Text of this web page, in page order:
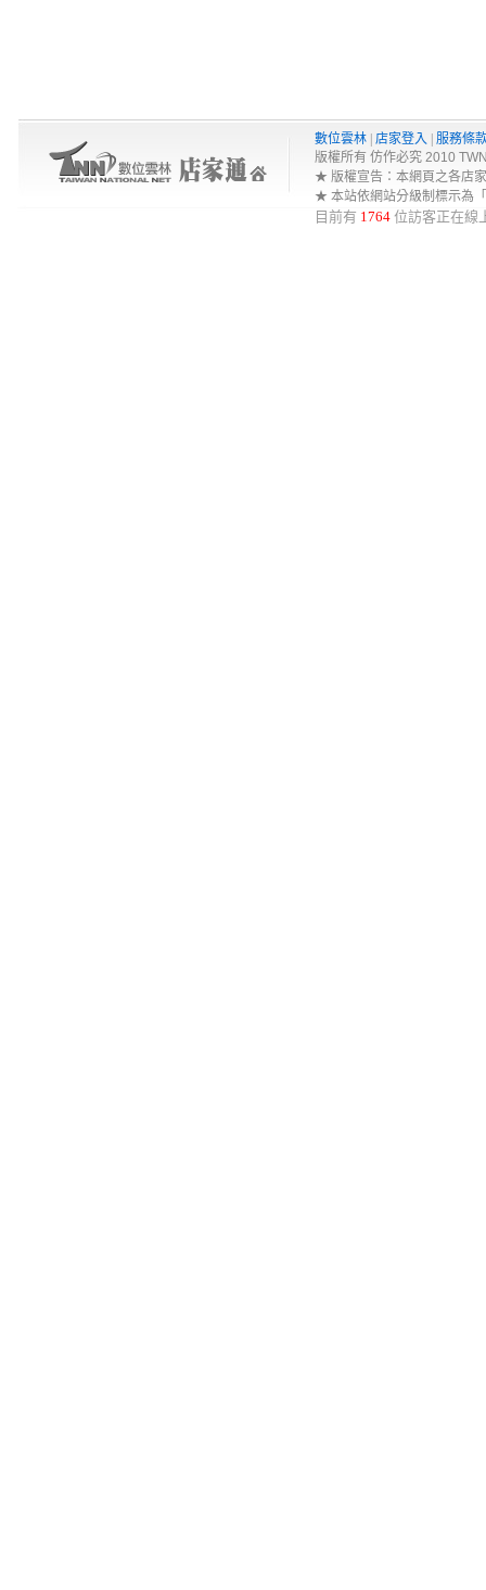
數位雲林 店家登入
服務條
版權所有 仿作必究 2010
★ 版權宣告：本網頁之各店
★ 本站依網站分級制標示為
目前有 1764 位訪客正在線